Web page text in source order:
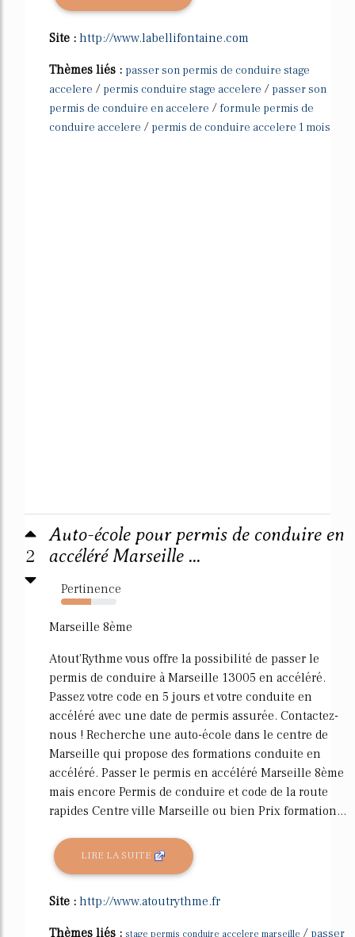
Site : http://www.labellifontaine.com
Thèmes liés : passer son permis de conduire stage
accelere / permis conduire stage accelere / passer son
permis de conduire en accelere / formule permis de
conduire accelere / permis de conduire accelere 1 mois
2
Auto-école pour permis de conduire en
accéléré Marseille ...
Pertinence
54%
Marseille 8ème
Atout'Rythme vous offre la possibilité de passer le
permis de conduire à Marseille 13005 en accéléré.
Passez votre code en 5 jours et votre conduite en
accéléré avec une date de permis assurée. Contactez-
nous ! Recherche une auto-école dans le centre de
Marseille qui propose des formations conduite en
accéléré. Passer le permis en accéléré Marseille 8ème
mais encore Permis de conduire et code de la route
rapides Centre ville Marseille ou bien Prix formation...
LIRE LA SUITE
Site : http://www.atoutrythme.fr
Thèmes liés : stage permis conduire accelere marseille / passer